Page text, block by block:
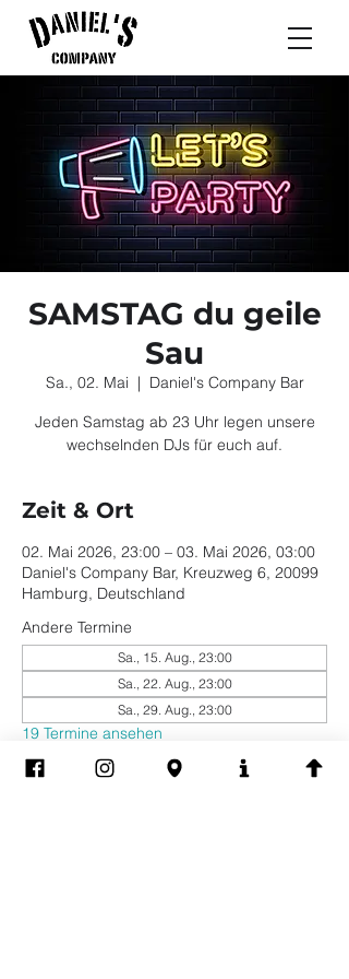
SAMSTAG du geile
Sau
Sa., 02. Mai
  |
Daniel's Company Bar
Jeden Samstag ab 23 Uhr legen unsere
wechselnden DJs für euch auf.
Zeit & Ort
02. Mai 2026, 23:00 – 03. Mai 2026, 03:00
Daniel's Company Bar, Kreuzweg 6, 20099
Hamburg, Deutschland
Andere Termine
Sa., 15. Aug., 23:00
Sa., 22. Aug., 23:00
Sa., 29. Aug., 23:00
19 Termine ansehen